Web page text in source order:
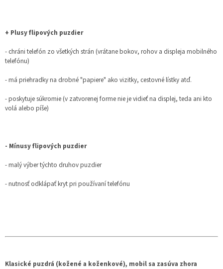
+ Plusy flipových puzdier
- chráni telefón zo všetkých strán (vrátane bokov, rohov a displeja mobilného
telefónu)
- má priehradky na drobné "papiere" ako vizitky, cestovné lístky atď.
- poskytuje súkromie (v zatvorenej forme nie je vidieť na displej, teda ani kto
volá alebo píše)
- Mínusy flipových puzdier
- malý výber týchto druhov puzdier
- nutnosť odklápať kryt pri používaní telefónu
Klasické puzdrá (kožené a koženkové), mobil sa zasúva zhora